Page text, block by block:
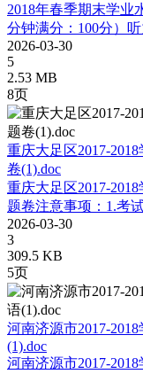
2018年春季期末学业
分钟满分：100分）
2026-03-30
5
2.53 MB
8页
重庆大足区2017-
卷(1).doc
重庆大足区2017-
题卷注意事项：1.考
2026-03-30
3
309.5 KB
5页
河南济源市2017-
(1).doc
河南济源市2017-